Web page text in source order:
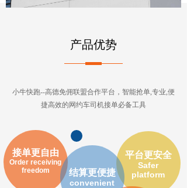
小牛快跑--高德免佣联盟合作平台，智能抢单,专业,便
捷高效的网约车司机接单必备工具
产品优势
接单更自由
Order receiving
freedom
平台更安全
Safer
platform
结算更便捷
convenient